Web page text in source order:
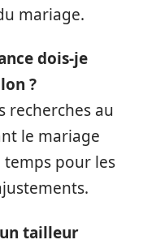
mariage.
dois-je
?
recherches au
le mariage
pour les
tailleur